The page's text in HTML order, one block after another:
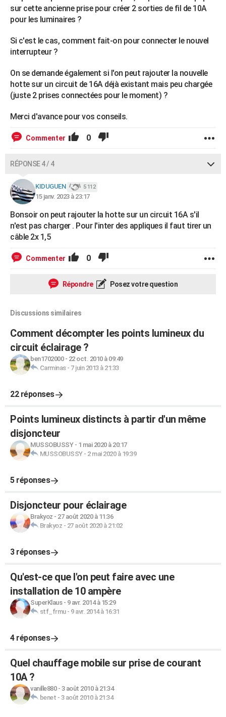
sur cette ancienne prise pour créer 2 sorties de fil de 10A
pour les luminaires ?
Si c'est le cas, comment fait-on pour connecter le nouvel
interrupteur ?
On se demande également si l'on peut rajouter la nouvelle
hotte sur un circuit de 16A déjà existant mais peu chargée
(juste 2 prises connectées pour le moment) ?
Merci d'avance pour vos conseils.
Commenter 0
RÉPONSE 4 / 4
KIDUGUEN 5 112
15 janv. 2023 à 23:17
Bonsoir on peut rajouter la hotte sur un circuit 16A s'il
n'est pas charger . Pour l'inter des appliques il faut tirer un
câble 2x 1,5
Commenter 0
Répondre Posez votre question
Discussions similaires
Comment décompter les points lumineux du
circuit éclairage ?
ben1702000- 22 oct. 2010 à 09:49
Carminas- 7 juin 2013 à 21:33
22 réponses
Points lumineux distincts à partir d'un même
disjoncteur
MUSSOBUSSY- 1 mai 2020 à 20:17
MUSSOBUSSY- 2 mai 2020 à 19:39
5 réponses
Disjoncteur pour éclairage
Brakyoz - 27 août 2020 à 11:36
Brakyoz - 27 août 2020 à 21:02
3 réponses
Qu'est-ce que l'on peut faire avec une
installation de 10 ampère
SuperKlaus- 9 avr. 2014 à 15:29
stf_frmu- 9 avr. 2014 à 16:31
4 réponses
Quel chauffage mobile sur prise de courant
10A ?
vanille880- 3 août 2010 à 21:34
benet - 3 août 2010 à 21:34